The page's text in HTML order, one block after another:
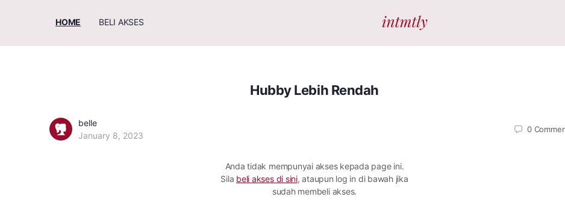
HOME BELI AKSES
Hubby Lebih Rendah
belle
January 8, 2023
0
Anda tidak mempunyai akses kepada page ini.
Sila beli akses di sini, ataupun log in di bawah jika
sudah membeli akses.